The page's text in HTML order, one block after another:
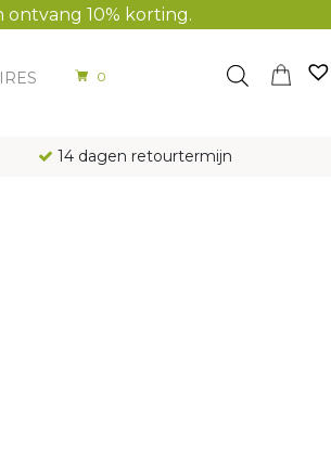
ontvang 10% korting.
0
14 dagen retourtermijn